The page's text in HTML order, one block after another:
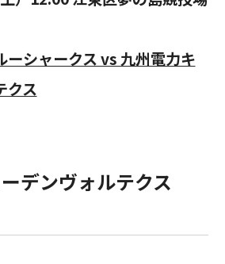
ーシャークス vs 九州電力キ
クス
デンヴォルテクス